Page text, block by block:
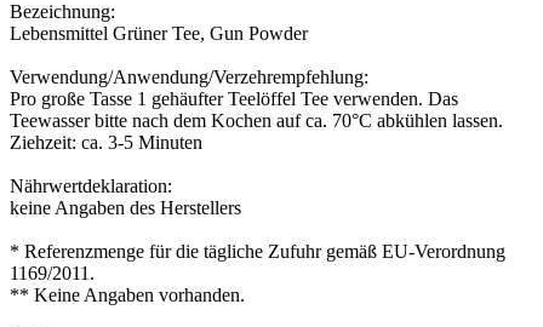
Bezeichnung:
Lebensmittel Grüner Tee, Gun Powder
Verwendung/Anwendung/Verzehrempfehlung:
Pro große Tasse 1 gehäufter Teelöffel Tee verwenden. Das
Teewasser bitte nach dem Kochen auf ca. 70°C abkühlen lassen.
Ziehzeit: ca. 3-5 Minuten
Nährwertdeklaration:
keine Angaben des Herstellers
* Referenzmenge für die tägliche Zufuhr gemäß EU-Verordnung
1169/2011.
** Keine Angaben vorhanden.